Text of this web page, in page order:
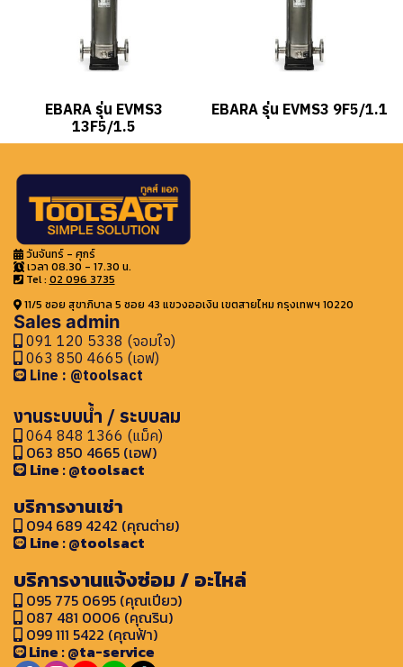
EBARA รุ่น EVMS3
13F5/1.5
EBARA รุ่น EVMS3 9F5/1.1
วันจันทร์ - ศุกร์
เวลา 08.30 - 17.30 น.
Tel : 02 096 3735
11/5 ซอย สุขาภิบาล 5 ซอย 43 แขวงออเงิน เขตสายไหม กรุงเทพฯ 10220
Sales admin
091 120 5338 (จอมใจ)
063 850 4665 (เอฟ)
Line : @toolsact
งานระบบน้ำ / ระบบลม
064 848 1366 (แม็ค)
063 850 4665 (เอฟ)
Line : @toolsact
บริการงานเช่า
094 689 4242 (คุณต่าย)
Line : @toolsact
บริการงานแจ้งซ่อม / อะไหล่
095 775 0695 (คุณเปียว)
087 481 0006 (คุณริน)
099 111 5422 (คุณฟ้า)
Line : @ta-service